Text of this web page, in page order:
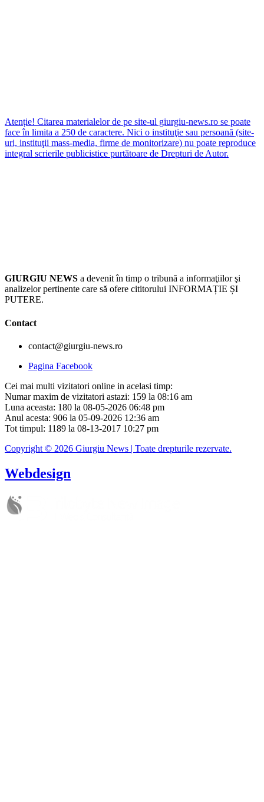
Atenție! Citarea materialelor de pe site-ul giurgiu-news.ro se poate
face în limita a 250 de caractere. Nici o instituţie sau persoană (site-
uri, instituţii mass-media, firme de monitorizare) nu poate reproduce
integral scrierile publicistice purtătoare de Drepturi de Autor.
GIURGIU NEWS a devenit în timp o tribună a informaţiilor şi
analizelor pertinente care să ofere cititorului INFORMAȚIE ȘI
PUTERE.
Contact
contact@giurgiu-news.ro
Pagina Facebook
Cei mai multi vizitatori online in acelasi timp:
Numar maxim de vizitatori astazi: 159 la 08:16 am
Luna aceasta: 180 la 08-05-2026 06:48 pm
Anul acesta: 906 la 05-09-2026 12:36 am
Tot timpul: 1189 la 08-13-2017 10:27 pm
Copyright © 2026 Giurgiu News | Toate drepturile rezervate.
Webdesign